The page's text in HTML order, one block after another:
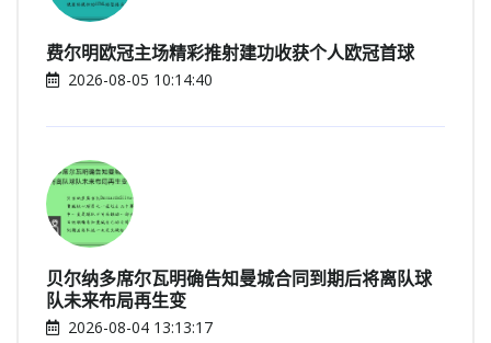
费尔明欧冠主场精彩推射建功收获个人欧冠首球
2026-08-05 10:14:40
贝尔纳多席尔瓦明确告知曼城合同到期后将离队球
队未来布局再生变
2026-08-04 13:13:17